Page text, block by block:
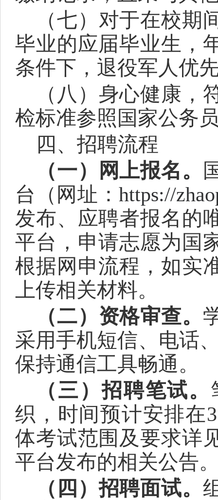
（七） 对于在校期
毕业的应届毕业生，
条件下，退役军人优
（ 八 ） 身心健康，
检标准参照国家公务
四、招聘流程
（一）网上报名。
台（网址：https://
发布、应聘者报名的
平台，申请志愿为 国
根据网申流程，如实
上传相关材料。
（二）资格审查。
采用手机短信、电话
保持通信工具畅通。
（三）招聘笔试。
织，时间预计安排在
体考试范围及要求详
平台发布的相关公告
（四）招聘面试。